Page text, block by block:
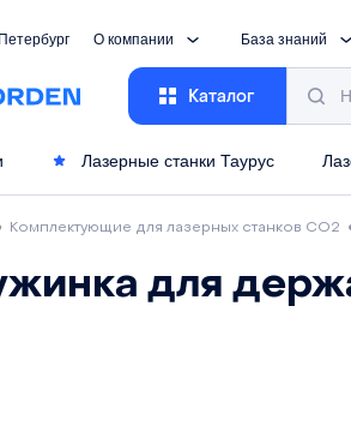
О компании База знаний
Каталог
Лазерные станки Таурус
Комплектующие для лазерных станков CO2
для